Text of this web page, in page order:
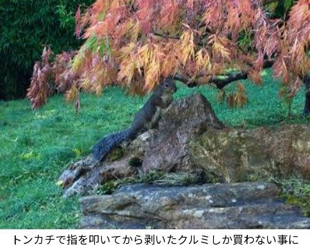
トンカチで指を叩いてから剥いたクルミしか買わない事に